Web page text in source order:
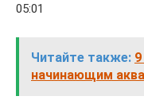
05:01
Читайте также:
начинающим